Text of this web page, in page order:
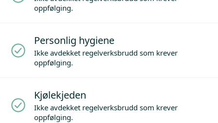
oppfølging.
Personlig hygiene
Ikke avdekket regelverksbrudd som krever
oppfølging.
Kjølekjeden
Ikke avdekket regelverksbrudd som krever
oppfølging.